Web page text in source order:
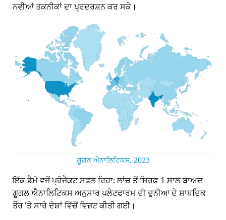
ਨਵੀਆਂ ਤਕਨੀਕਾਂ ਦਾ ਪ੍ਰਦਰਸ਼ਨ ਕਰ ਸਕੇ।
ਗੂਗਲ ਐਨਾਲਿਟਿਕਸ, 2023
ਇੱਕ ਡੈਮੋ ਵਜੋਂ ਪ੍ਰੋਜੈਕਟ ਸਫਲ ਰਿਹਾ: ਲਾਂਚ ਤੋਂ ਸਿਰਫ਼ 1 ਸਾਲ ਬਾਅਦ
ਗੂਗਲ ਐਨਾਲਿਟਿਕਸ ਅਨੁਸਾਰ ਪਲੇਟਫਾਰਮ ਦੀ ਦੁਨੀਆ ਦੇ ਸ਼ਾਬਦਿਕ
ਤੌਰ 'ਤੇ ਸਾਰੇ ਦੇਸ਼ਾਂ ਵਿੱਚੋਂ ਵਿਜ਼ਟ ਕੀਤੀ ਗਈ।